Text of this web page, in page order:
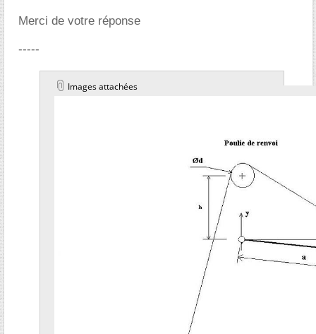
Merci de votre réponse
-----
Images attachées